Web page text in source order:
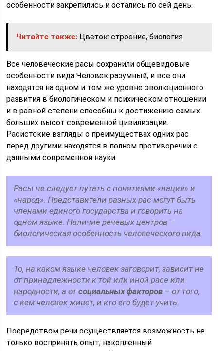
особенности закрепились и остались по сей день.
Читайте также: Цветок: строение, биология
Все человеческие расы сохранили общевидовые
особенности вида Человек разумный, и все они
находятся на одном и том же уровне эволюционного
развития в биологическом и психическом отношении
и в равной степени способны к достижению самых
больших высот современной цивилизации.
Расистские взгляды о преимуществах одних рас
перед другими находятся в полном противоречии с
данными современной науки.
Расы не следует путать с понятиями «нация» и
«народ». Представители разных рас могут быть
членами единого государства и говорить на
одном языке. Наличие речевых центров –
биологическая особенность человеческого вида.
То, на каком языке человек заговорит, зависит не
от принадлежности к той или иной расе или
народности, а отсоциальных факторов – от того,
с кем человек живет, и кто его будет учить.
Посредством речи осуществляется возможность не
только воспринять опыт, накопленный